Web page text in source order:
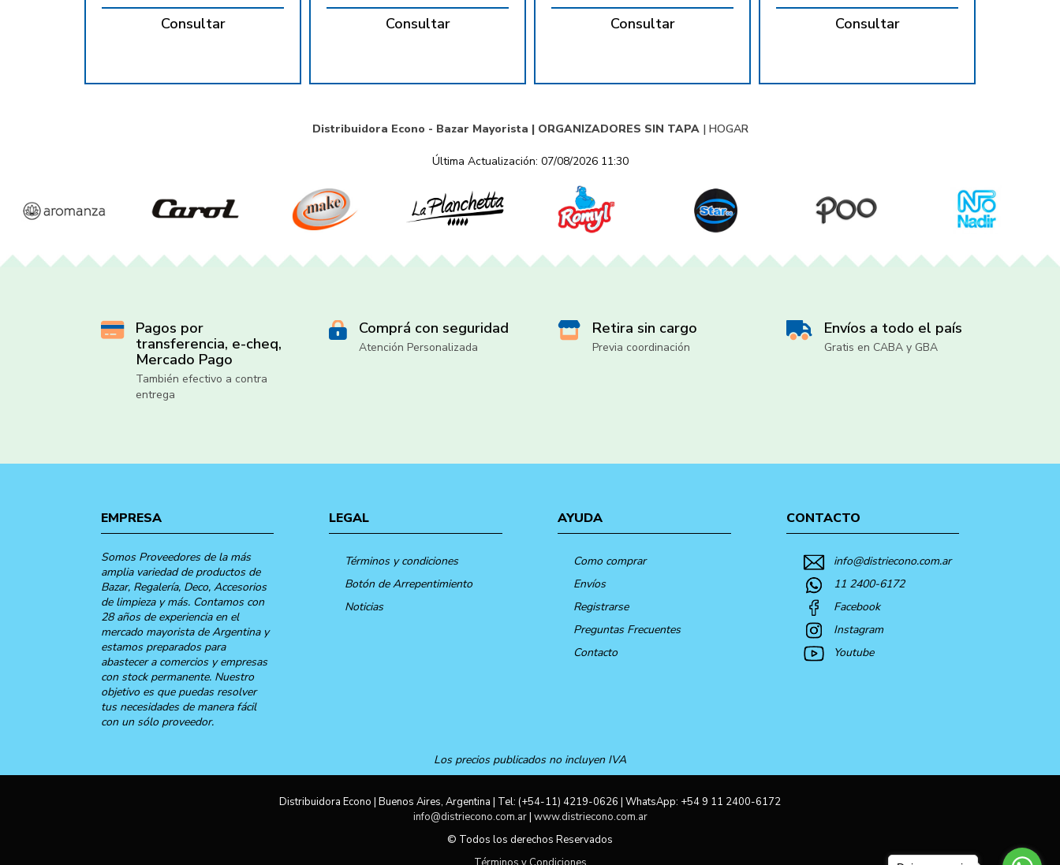
Consultar Consultar Consultar Consultar
Distribuidora Econo - Bazar Mayorista | ORGANIZADORES SIN TAPA| HOGAR
Última Actualización: 07/08/2026 11:30
Pagos por
transferencia, e-cheq,
Mercado Pago
También efectivo a contra
entrega
Comprá con seguridad
Atención Personalizada
Retira sin cargo
Previa coordinación
Envíos a todo el país
Gratis en CABA y GBA
EMPRESA
Somos Proveedores de la más
amplia variedad de productos de
Bazar, Regalería, Deco, Accesorios
de limpieza y más. Contamos con
28 años de experiencia en el
mercado mayorista de Argentina y
estamos preparados para
abastecer a comercios y empresas
con stock permanente. Nuestro
objetivo es que puedas resolver
tus necesidades de manera fácil
con un sólo proveedor.
LEGAL
Términos y condiciones
Botón de Arrepentimiento
Noticias
AYUDA
Como comprar
Envíos
Registrarse
Preguntas Frecuentes
Contacto
CONTACTO
info@distriecono.com.ar
11 2400-6172
Facebook
Instagram
Youtube
Los precios publicados no incluyen IVA
Distribuidora Econo | Buenos Aires, Argentina | Tel: (+54-11) 4219-0626 | WhatsApp: +54 9 11 2400-6172
info@distriecono.com.ar| www.distriecono.com.ar
© Todos los derechos Reservados